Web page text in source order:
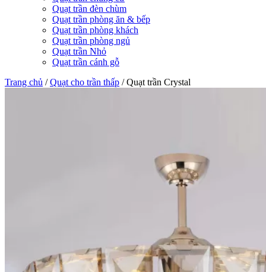
Quạt trần đèn chùm
Quạt trần phòng ăn & bếp
Quạt trần phòng khách
Quạt trần phòng ngủ
Quạt trần Nhỏ
Quạt trần cánh gỗ
Trang chủ /Quạt cho trần thấp /Quạt trần Crystal